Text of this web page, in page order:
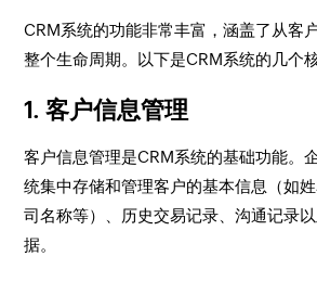
CRM系统的功能非常丰富，涵盖了从客
整个生命周期。以下是CRM系统的几个
1.客户信息管理
客户信息管理是CRM系统的基础功能。
统集中存储和管理客户的基本信息（如
司名称等）、历史交易记录、沟通记录
据。